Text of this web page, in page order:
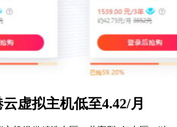
虚拟主机低至4.42/月